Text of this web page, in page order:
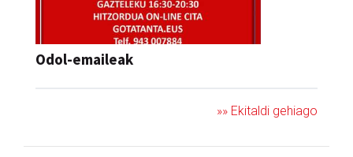
Odol-emaileak
»» Ekitaldi gehiago